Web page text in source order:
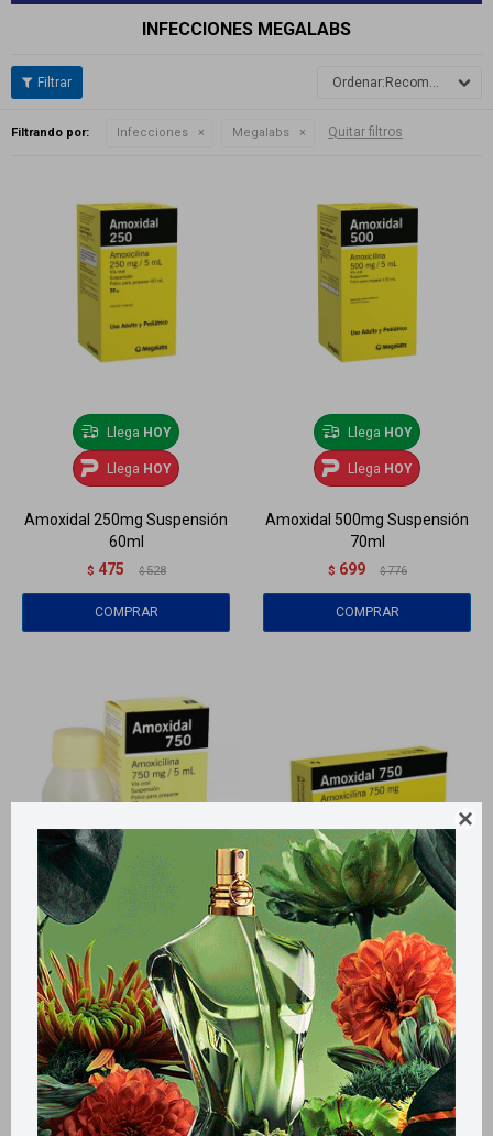

INFECCIONES MEGALABS
Recomendados
Filtrando por: Infecciones Megalabs Quitar filtros
Llega HOY
Llega HOY
Amoxidal 250mg Suspensión
60ml
$ 475 $ 528
Llega HOY
Llega HOY
Amoxidal 500mg Suspensión
70ml
$ 699 $ 776
HOY
LlegaHOY
Amoxidal 750 Suspensión
50ml
$ 699 $ 776
LlegaHOY
LlegaHOY
Amoxidal 750 20
Comprimidos
773 $ 859